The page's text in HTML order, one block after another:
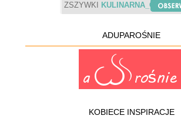
ZSZYWKI KULINARNA_CHWILA
ADUPAROŚNIE
KOBIECE INSPIRACJE